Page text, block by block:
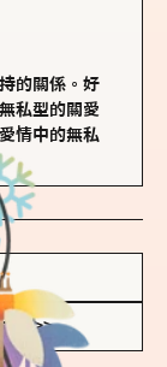
的關係。好
私型的關愛
情中的無私
析 >>>